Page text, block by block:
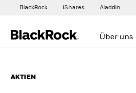
BlackRock iShares Aladdin
Über uns
AKTIEN